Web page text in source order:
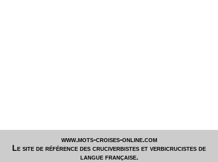
www.mots-croises-online.com
Le site de référence des cruciverbistes et verbicrucistes de
langue française.